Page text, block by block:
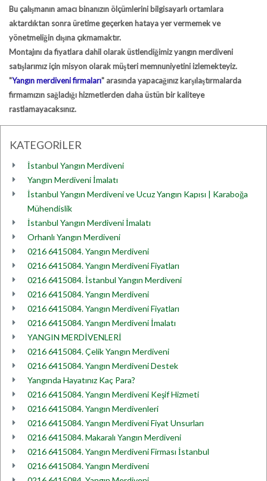
Bu çalışmanın amacı binanızın ölçümlerini bilgisayarlı ortamlara
aktardıktan sonra üretime geçerken hataya yer vermemek ve
yönetmeliğin dışına çıkmamaktır.
Montajını da fiyatlara dahil olarak üstlendiğimiz yangın merdiveni
satışlarımız için misyon olarak müşteri memnuniyetini izlemekteyiz.
"Yangın merdiveni firmaları" arasında yapacağınız karşılaştırmalarda
firmamızın sağladığı hizmetlerden daha üstün bir kaliteye
rastlamayacaksınız.
KATEGORİLER
İstanbul Yangın Merdiveni
Yangın Merdiveni İmalatı
İstanbul Yangın Merdiveni ve Ucuz Yangın Kapısı | Karaboğa
Mühendislik
İstanbul Yangın Merdiveni İmalatı
Orhanlı Yangın Merdiveni
0216 6415084. Yangın Merdiveni
0216 6415084. Yangın Merdiveni Fiyatları
0216 6415084. İstanbul Yangın Merdiveni
0216 6415084. Yangın Merdiveni
0216 6415084. Yangın Merdiveni Fiyatları
0216 6415084. Yangın Merdiveni İmalatı
YANGIN MERDİVENLERİ
0216 6415084. Çelik Yangın Merdiveni
0216 6415084. Yangın Merdiveni Destek
Yangında Hayatınız Kaç Para?
0216 6415084. Yangın Merdiveni Keşif Hizmeti
0216 6415084. Yangın Merdivenleri
0216 6415084. Yangın Merdiveni Fiyat Unsurları
0216 6415084. Makaralı Yangın Merdiveni
0216 6415084. Yangın Merdiveni Firması İstanbul
0216 6415084. Yangın Merdiveni